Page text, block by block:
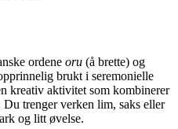
ordene oru (å brette) og
brukt i seremonielle
kreativ aktivitet som kombinerer
trenger verken lim, saks eller
og litt øvelse.